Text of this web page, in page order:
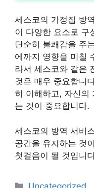
세스코의 가정집 방
이 다양한 요소로 구
단순히 불쾌감을 주
에까지 영향을 미칠
라서 세스코와 같은
것은 매우 중요합니
히 이해하고, 자신의
는 것이 중요합니다.
세스코의 방역 서비
공간을 유지하는 것
첫걸음이 될 것입니
카
Uncategorized